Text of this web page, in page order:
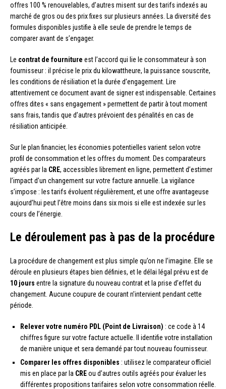
offres 100 % renouvelables, d’autres misent sur des tarifs indexés au
marché de gros ou des prix fixes sur plusieurs années. La diversité des
formules disponibles justifie à elle seule de prendre le temps de
comparer avant de s’engager.
Le contrat de fourniture est l’accord qui lie le consommateur à son
fournisseur : il précise le prix du kilowattheure, la puissance souscrite,
les conditions de résiliation et la durée d’engagement. Lire
attentivement ce document avant de signer est indispensable. Certaines
offres dites « sans engagement » permettent de partir à tout moment
sans frais, tandis que d’autres prévoient des pénalités en cas de
résiliation anticipée.
Sur le plan financier, les économies potentielles varient selon votre
profil de consommation et les offres du moment. Des comparateurs
agréés par la CRE, accessibles librement en ligne, permettent d’estimer
l’impact d’un changement sur votre facture annuelle. La vigilance
s’impose : les tarifs évoluent régulièrement, et une offre avantageuse
aujourd’hui peut l’être moins dans six mois si elle est indexée sur les
cours de l’énergie.
Le déroulement pas à pas de la procédure
La procédure de changement est plus simple qu’on ne l’imagine. Elle se
déroule en plusieurs étapes bien définies, et le délai légal prévu est de
10 jours entre la signature du nouveau contrat et la prise d’effet du
changement. Aucune coupure de courant n’intervient pendant cette
période.
Relever votre numéro PDL (Point de Livraison) : ce code à 14
chiffres figure sur votre facture actuelle. Il identifie votre installation
de manière unique et sera demandé par tout nouveau fournisseur.
Comparer les offres disponibles : utilisez le comparateur officiel
mis en place par la CREou d’autres outils agréés pour évaluer les
différentes propositions tarifaires selon votre consommation réelle.